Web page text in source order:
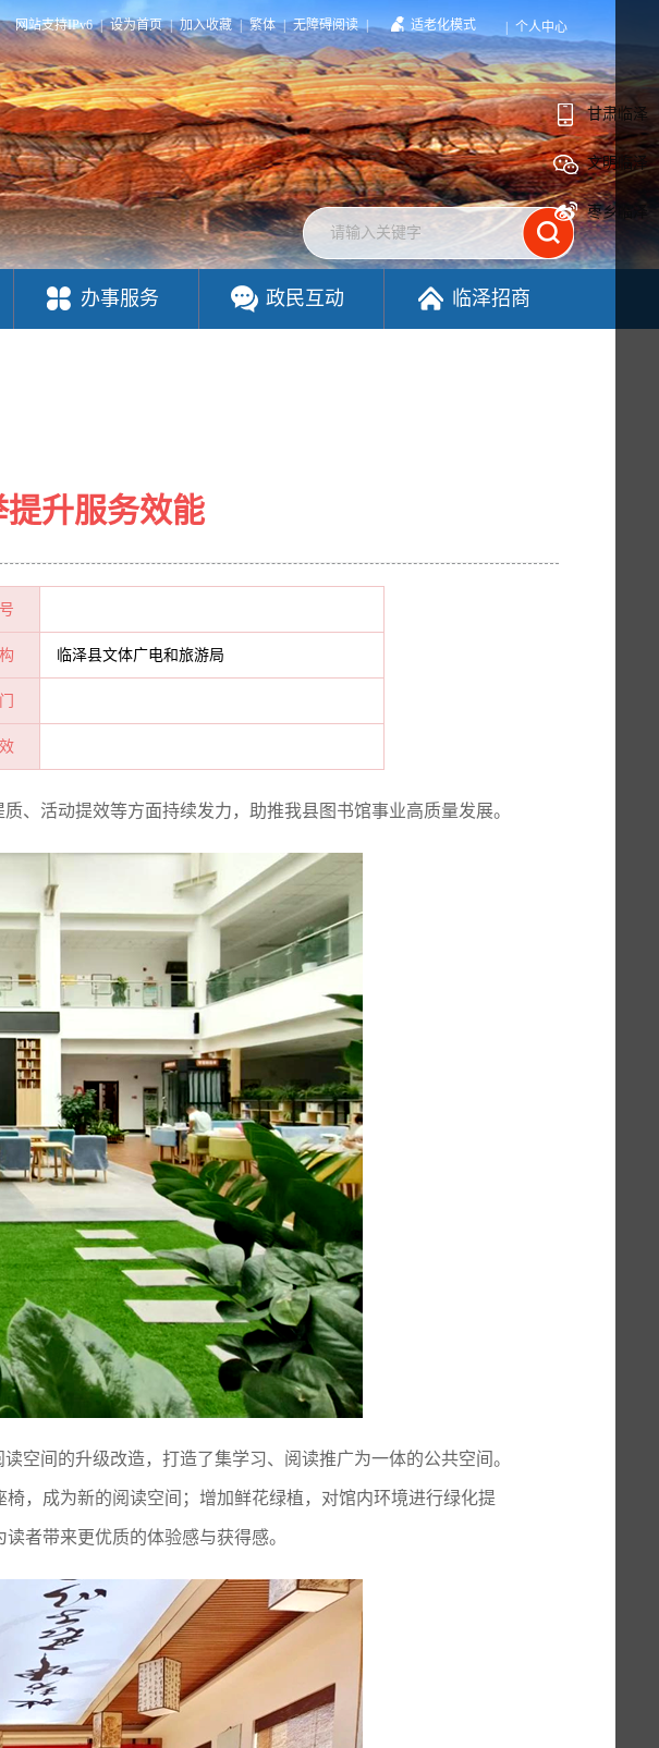
网站支持IPv6 | 设为首页 | 加入收藏 | 繁体 | 无障碍阅读 | 适老化模式 个人中心
办事服务 政民互动 临泽招商
提升服务效能
临泽县文体广电和旅游局
、活动提效等方面持续发力，助推我县 图书馆事业高质量发展。
空间的升级改造，打造了集学习、阅读推广为一体的公共空间。
，成为新的阅读空间；增加鲜花绿植，对馆内环境进行绿化提
者带来更优质的体验感与获得感。
甘肃临泽
文明临泽
枣乡临泽